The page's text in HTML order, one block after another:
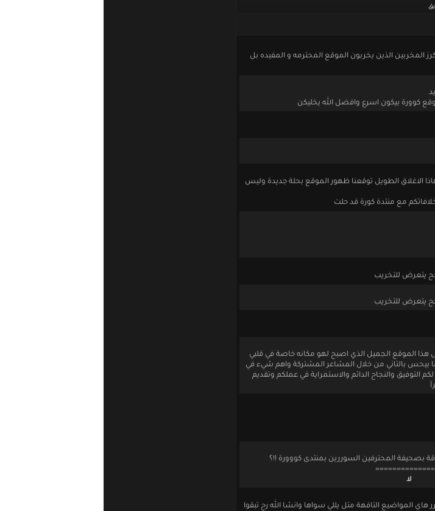
المخربين الذين يخربون الموقع المحترمه و المفيده بل
كوورة بيكون اسرع وافضل الله يخليكن
الاغلاق الطويل توقعنا ظهور الموقع بحلة جديدة وليس
مع منتدة كورة قد حلت
يتعرض للتخريب
يتعرض للتخريب
هذا الموقع الجميل الذي اصبح لهو مكانه خاصة في قلبي
بالتاني من خلال المشاعر المشتركة واهم شيء في
التوفيق والنجاح الدائم والاستمراية في عملكم وتقديم
بصحيفة المحترفين السوررين بمنتدى كووورة !!؟
لا
المواضيع التافهة متل يللي سواها وانشا الله رح تبقوا